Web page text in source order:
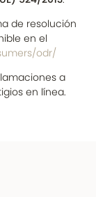
de resolución
en el
odr/
a
en línea.